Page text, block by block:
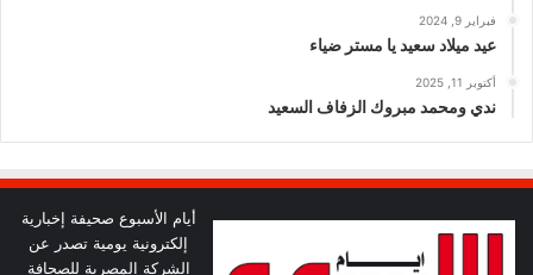
فبراير 9, 2024
عيد ميلاد سعيد يا مستر ضياء
أكتوبر 11, 2025
ندي ومحمد مبروك الزفاف السعيد
أيام الأسبوع صحيفة إخبارية
إلكترونية يومية تصدر عن
الشركة المصرية للصحافة